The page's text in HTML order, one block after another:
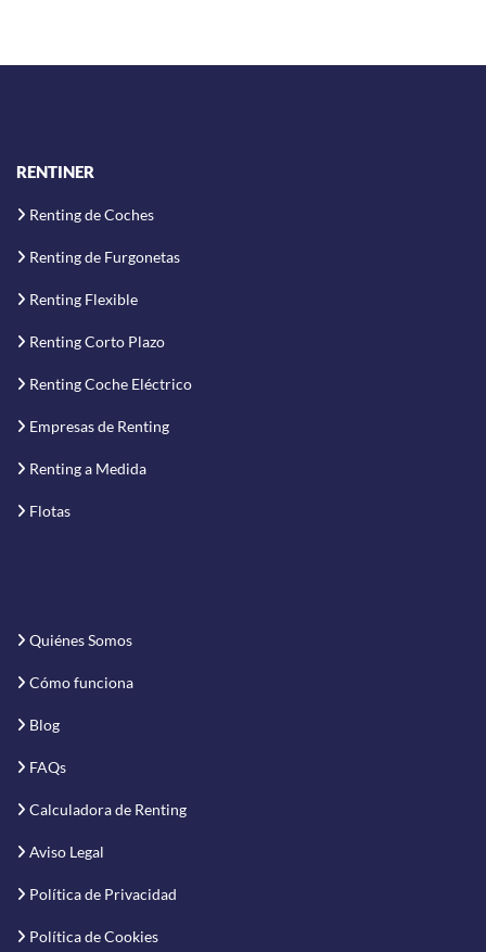
RENTINER
Renting de Coches
Renting de Furgonetas
Renting Flexible
Renting Corto Plazo
Renting Coche Eléctrico
Empresas de Renting
Renting a Medida
Flotas
Quiénes Somos
Cómo funciona
Blog
FAQs
Calculadora de Renting
Aviso Legal
Política de Privacidad
Política de Cookies